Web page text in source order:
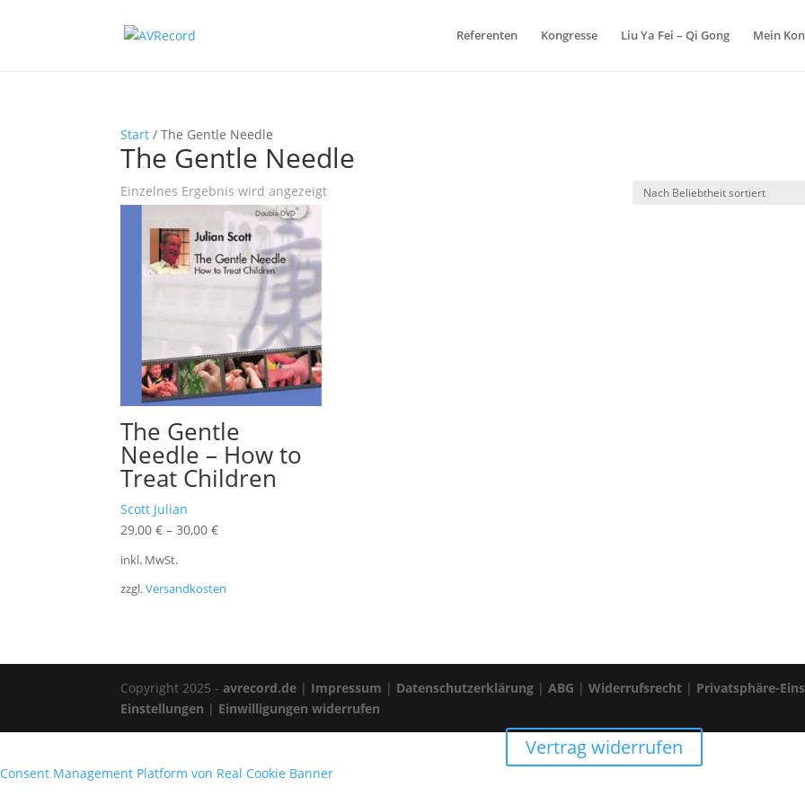
Referenten Kongresse Liu Ya Fei – Qi Gong Mein
Start / The Gentle Needle
The Gentle Needle
Einzelnes Ergebnis wird angezeigt
The Gentle
Needle – How to
Treat Children
Scott Julian
29,00€ –30,00€
inkl. MwSt.
zzgl.Versandkosten
Copyright 2025 -avrecord.de | Impressum | Datenschutzerklärung |ABG |Widerrufsrecht | Privatsphäre-
Einstellungen | Einwilligungen widerrufen
Vertrag widerrufen
Consent Management Platform von Real Cookie Banner